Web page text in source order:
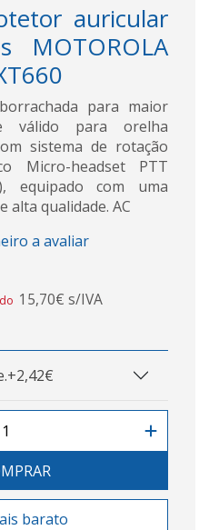
auricular
MOTOROLA
para maior
válido para orelha
sistema de rotação
Micro-headset PTT
equipado com uma
alta qualidade. AC
a avaliar
15,70€ s/IVA
+2,42€
barato